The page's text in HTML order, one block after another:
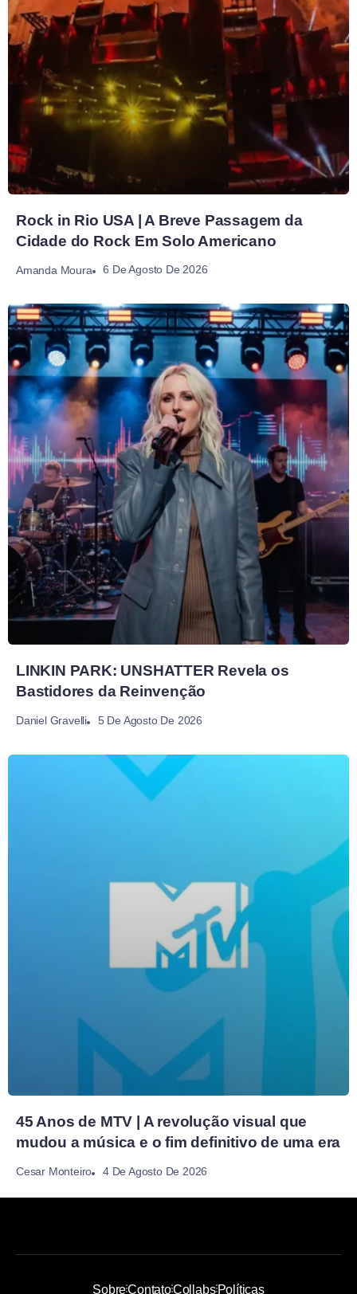
Rock in Rio USA | A Breve Passagem da
Cidade do Rock Em Solo Americano
Amanda Moura 6 De Agosto De 2026
LINKIN PARK: UNSHATTER Revela os
Bastidores da Reinvenção
Daniel Gravelli 5 De Agosto De 2026
45 Anos de MTV | A revolução visual que
mudou a música e o fim definitivo de uma era
Cesar Monteiro 4 De Agosto De 2026
SobreContatoCollabsPolíticas